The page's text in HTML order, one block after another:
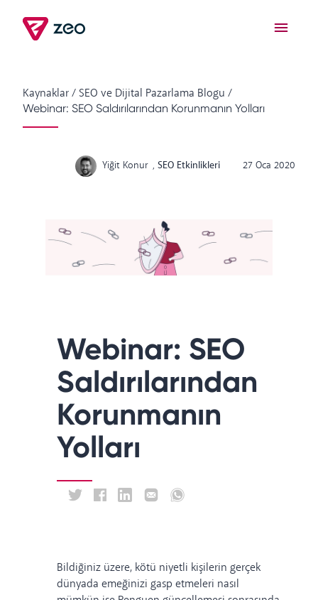
Kaynaklar/SEO ve Dijital Pazarlama Blogu /
Webinar: SEO Saldırılarından Korunmanın Yolları
Yiğit Konur , SEO Etkinlikleri 27 Oca 2020
Webinar: SEO
Saldırılarından
Korunmanın
Yolları
Bildiğiniz üzere, kötü niyetli kişilerin gerçek
dünyada emeğinizi gasp etmeleri nasıl